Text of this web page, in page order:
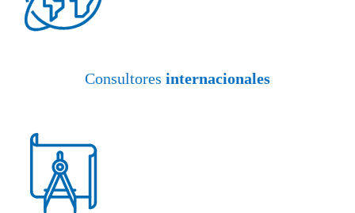
Consultores internacionales